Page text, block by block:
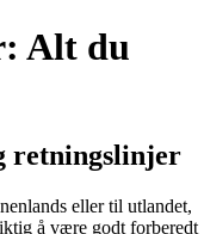
Alt du
retningslinjer
eller til utlandet,
å være godt forberedt